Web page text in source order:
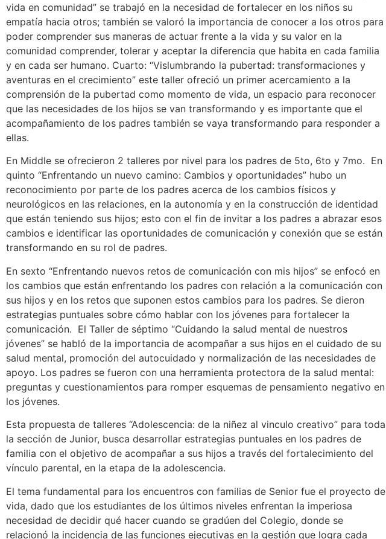
vida en comunidad” se trabajó en la necesidad de fortalecer en los niños su
empatía hacia otros; también se valoró la importancia de conocer a los otros para
poder comprender sus maneras de actuar frente a la vida y su valor en la
comunidad comprender, tolerar y aceptar la diferencia que habita en cada familia
y en cada ser humano. Cuarto: “Vislumbrando la pubertad: transformaciones y
aventuras en el crecimiento” este taller ofreció un primer acercamiento a la
comprensión de la pubertad como momento de vida, un espacio para reconocer
que las necesidades de los hijos se van transformando y es importante que el
acompañamiento de los padres también se vaya transformando para responder a
ellas.
En Middle se ofrecieron 2 talleres por nivel para los padres de 5to, 6to y 7mo. En
quinto “Enfrentando un nuevo camino: Cambios y oportunidades” hubo un
reconocimiento por parte de los padres acerca de los cambios físicos y
neurológicos en las relaciones, en la autonomía y en la construcción de identidad
que están teniendo sus hijos; esto con el fin de invitar a los padres a abrazar esos
cambios e identificar las oportunidades de comunicación y conexión que se están
transformando en su rol de padres.
En sexto “Enfrentando nuevos retos de comunicación con mis hijos” se enfocó en
los cambios que están enfrentando los padres con relación a la comunicación con
sus hijos y en los retos que suponen estos cambios para los padres. Se dieron
estrategias puntuales sobre cómo hablar con los jóvenes para fortalecer la
comunicación. El Taller de séptimo “Cuidando la salud mental de nuestros
jóvenes” se habló de la importancia de acompañar a sus hijos en el cuidado de su
salud mental, promoción del autocuidado y normalización de las necesidades de
apoyo. Los padres se fueron con una herramienta protectora de la salud mental:
preguntas y cuestionamientos para romper esquemas de pensamiento negativo en
los jóvenes.
Esta propuesta de talleres “Adolescencia: de la niñez al vinculo creativo” para toda
la sección de Junior, busca desarrollar estrategias puntuales en los padres de
familia con el objetivo de acompañar a sus hijos a través del fortalecimiento del
vínculo parental, en la etapa de la adolescencia.
El tema fundamental para los encuentros con familias de Senior fue el proyecto de
vida, dado que los estudiantes de los últimos niveles enfrentan la imperiosa
necesidad de decidir qué hacer cuando se gradúen del Colegio, donde se
relacionó la incidencia de las funciones ejecutivas en la gestión que logra cada